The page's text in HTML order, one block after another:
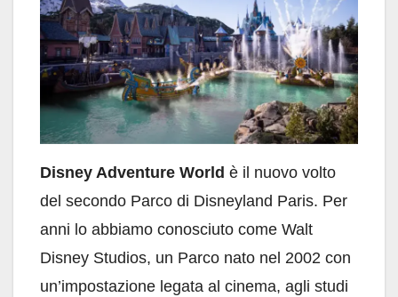
Disney Adventure World è il nuovo volto
del secondo Parco di Disneyland Paris. Per
anni lo abbiamo conosciuto come Walt
Disney Studios, un Parco nato nel 2002 con
un’impostazione legata al cinema, agli studi